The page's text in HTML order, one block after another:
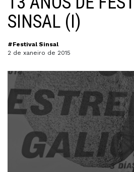
SINSAL (I)
#Festival Sinsal
2 de xaneiro de 2015